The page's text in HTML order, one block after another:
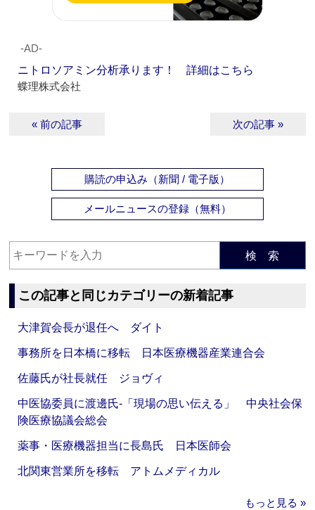
‐AD‐
ニトロソアミン分析承ります！ 詳細はこちら
蝶理株式会社
« 前の記事 次の記事 »
購読の申込み（新聞 / 電子版）
メールニュースの登録（無料）
検 索
この記事と同じカテゴリーの新着記事
大津賀会長が退任へ ダイト
事務所を日本橋に移転 日本医療機器産業連合会
佐藤氏が社長就任 ジョヴィ
中医協委員に渡邊氏‐「現場の思い伝える」 中央社会保
険医療協議会総会
薬事・医療機器担当に長島氏 日本医師会
北関東営業所を移転 アトムメディカル
もっと見る »